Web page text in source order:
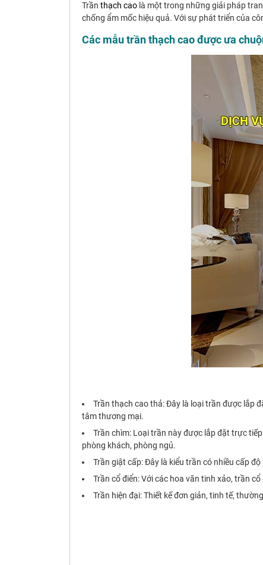
Trần thạch cao là một trong những giải pháp
chống ẩm mốc hiệu quả. Với sự phát triển của
Các mẫu trần thạch cao được ưa
Trần thạch cao thả: Đây là loại trần được lắp
tâm thương mại.
Trần chìm: Loại trần này được lắp đặt trực
phòng khách, phòng ngủ.
Trần giật cấp: Đây là kiểu trần có nhiều cấp
Trần cổ điển: Với các hoa văn tinh xảo, trần
Trần hiện đại: Thiết kế đơn giản, tinh tế,